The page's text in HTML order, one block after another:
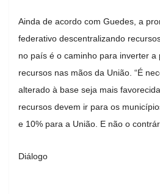
Ainda de acordo com Guedes, a
federativo descentralizando
no país é o caminho para inverter a
recursos nas mãos da União. “É
alterado à base seja mais
recursos devem ir para os
e 10% para a União. E não o
Diálogo